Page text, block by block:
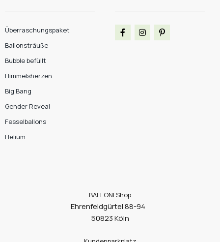
Überraschungspaket
Ballonsträuße
Bubble befüllt
Himmelsherzen
Big Bang
Gender Reveal
Fesselballons
Helium
BALLONI Shop
Ehrenfeldgürtel 88-94
50823 Köln